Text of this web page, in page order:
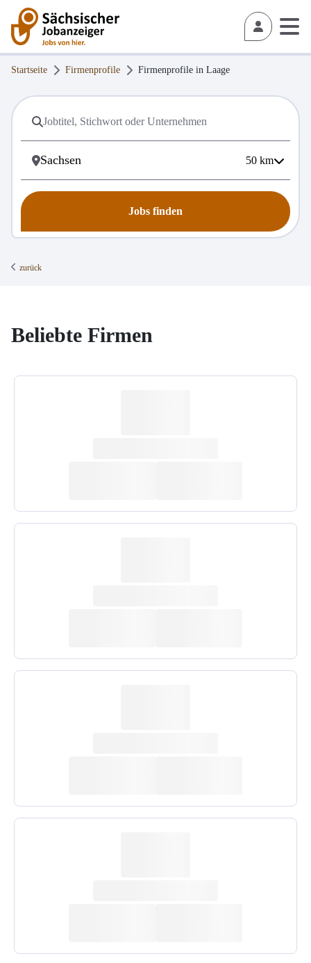
Startseite Firmenprofile Firmenprofile in Laage
50 km
Jobs finden
zurück
Beliebte Firmen